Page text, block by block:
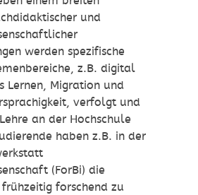
und
werden spezifische
z.B. digital
Lernen, Migration und
verfolgt und
an der Hochschule
haben z.B. in der
(ForBi) die
forschend zu